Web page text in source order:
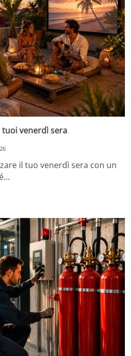
venerdì sera
il tuo venerdì sera con un